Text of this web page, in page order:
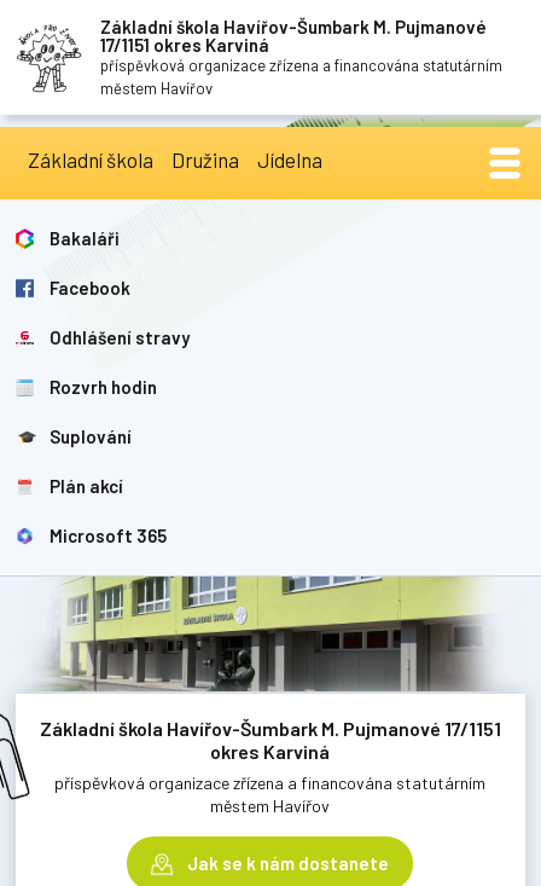
Základní škola Havířov-Šumbark M. Pujmanové
17/1151 okres Karviná
příspěvková organizace zřízena a financována statutárním
městem Havířov
Základní škola Družina Jídelna
Bakaláři
Facebook
Odhlášení stravy
Rozvrh hodin
Suplování
Plán akcí
Microsoft 365
Základní škola Havířov-Šumbark M. Pujmanové 17/1151
okres Karviná
příspěvková organizace zřízena a financována statutárním
městem Havířov
Jak se k nám dostanete